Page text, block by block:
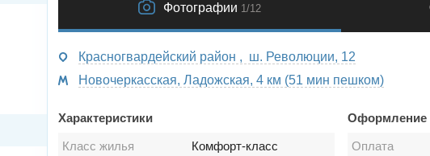
Фотографии 1/12
Красногвардейский район , ш. Революции, 12
Новочеркасская, Ладожская, 4 км (51 мин пешком)
Характеристики
Класс жилья
Комфорт-класс
Оформление
Оплата